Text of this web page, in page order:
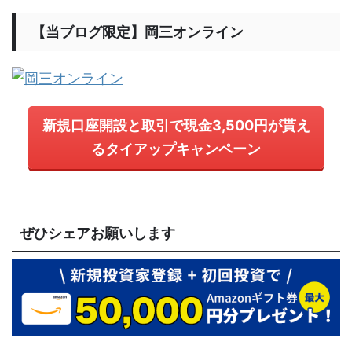
【当ブログ限定】岡三オンライン
新規口座開設と取引で現金3,500円が貰え
るタイアップキャンペーン
ぜひシェアお願いします